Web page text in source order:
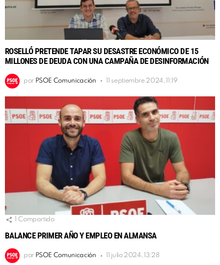
ROSELLÓ PRETENDE TAPAR SU DESASTRE ECONÓMICO DE 15
MILLONES DE DEUDA CON UNA CAMPAÑA DE DESINFORMACIÓN
por PSOE Comunicación 11 septiembre 2024, 11:19
Compartido
BALANCE PRIMER AÑO Y EMPLEO EN ALMANSA
por PSOE Comunicación 11 julio 2024, 13:28